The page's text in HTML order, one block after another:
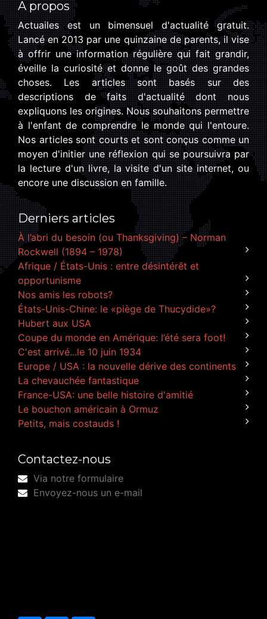
A propos
Actuailes est un bimensuel d'actualité gratuit.
Lancé en 2013 par une quinzaine de parents, il vise
à offrir une information régulière qui fait grandir,
éveille la curiosité et donne le goût des grandes
choses. Les articles sont basés sur des
descriptions de faits d'actualité dont nous
expliquons les origines. Nous souhaitons permettre
à l'enfant de comprendre le monde qui l'entoure.
Nos articles sont courts et sont conçus comme un
moyen d'initier une réflexion qui se poursuivra par
la lecture d'un livre, la visite d'un site internet, ou
encore une discussion en famille.
Derniers articles
À l’abri du besoin (ou Thanksgiving) – Norman
Rockwell (1894 – 1978)
Afrique / États-Unis : entre désintérêt et
opportunisme
Nos amis les robots?
États-Unis-Chine: le «piège de Thucydide»?
Hubert aux USA
Coupe du monde en Amérique: l’été sera foot!
C'est arrivé...le 10 juin 1934
Europe / USA : la nouvelle dérive des continents
La chevauchée fantastique
France-USA: une belle histoire d'amitié
Le bouchon américain à Ormuz
Petits, mais costauds !
Contactez-nous
Via notre formulaire
Envoyez-nous un e-mail